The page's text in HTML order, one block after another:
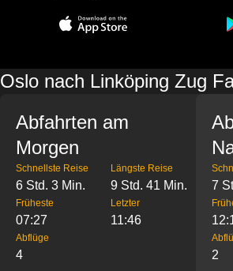
Oslo nach Linköping Zug
Abfahrten am
Morgen
Schnellste Reise
6 Std. 3 Min.
Längste Reise
9 Std. 41 Min.
Früheste
07:27
Letzter
11:46
Abflüge
4
7
2